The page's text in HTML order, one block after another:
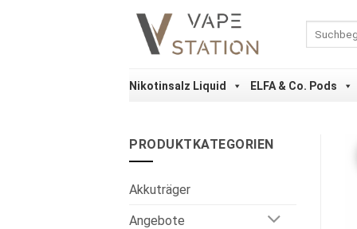
Nikotinsalz Liquid ELFA & Co. Pods
PRODUKTKATEGORIEN
Akkuträger
Angebote